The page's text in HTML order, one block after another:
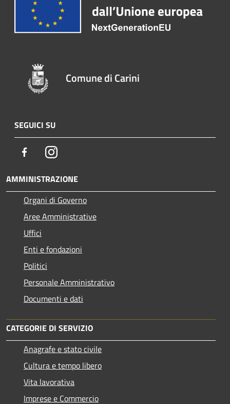
Comune di Carini
SEGUICI SU
FacebookInstagram
AMMINISTRAZIONE
Organi di Governo
Aree Amministrative
Uffici
Enti e fondazioni
Politici
Personale Amministrativo
Documenti e dati
CATEGORIE DI SERVIZIO
Anagrafe e stato civile
Cultura e tempo libero
Vita lavorativa
Imprese e Commercio